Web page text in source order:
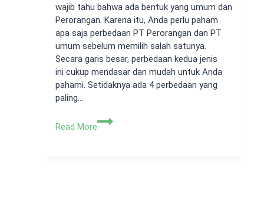
wajib tahu bahwa ada bentuk yang umum dan
Perorangan. Karena itu, Anda perlu paham
apa saja perbedaan PT Perorangan dan PT
umum sebelum memilih salah satunya.
Secara garis besar, perbedaan kedua jenis
ini cukup mendasar dan mudah untuk Anda
pahami. Setidaknya ada 4 perbedaan yang
paling…
Read More
4